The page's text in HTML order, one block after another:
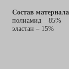
Состав
полиамид – 85%
эластан – 15%